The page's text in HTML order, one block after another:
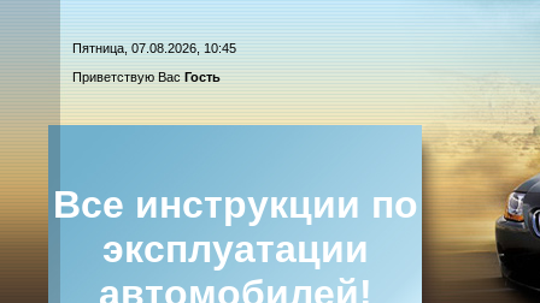
Пятница, 07.08.2026, 10:45
Приветствую Вас Гость
Все инструкции по
эксплуатации
автомобилей!